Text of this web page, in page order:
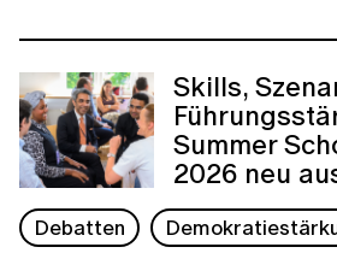
Skills,
Summer
2026 neu
Debatten